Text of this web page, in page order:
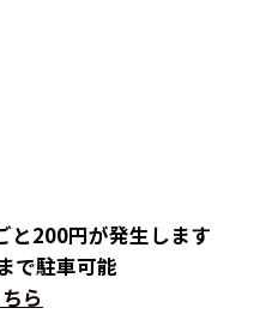
200円が発生します
で駐車可能
ら